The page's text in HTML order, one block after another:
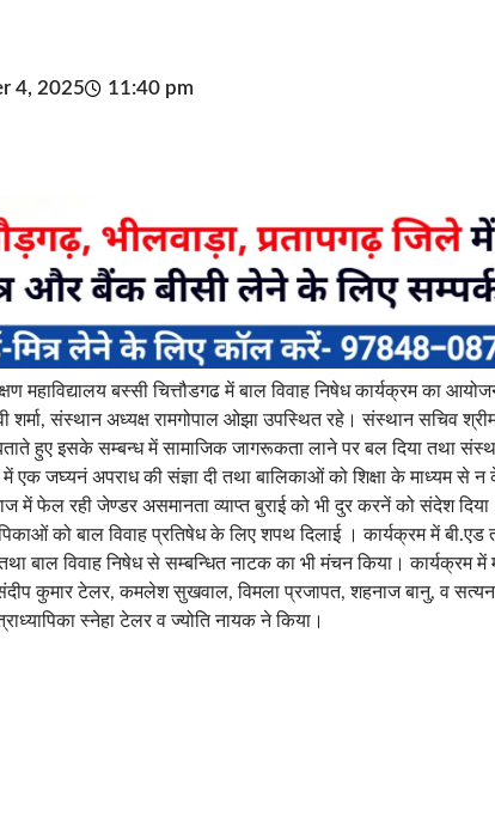
4, 2025 11:40 pm
महाविद्यालय बस्सी चित्तौडगढ में बाल विवाह निषेध कार्यक्रम का
शर्मा, संस्थान अध्यक्ष रामगोपाल ओझा उपस्थित रहे। संस्थान सचिव
हुए इसके सम्बन्ध में सामाजिक जागरूकता लाने पर बल दिया तथा
एक जघ्यनं अपराध की संज्ञा दी तथा बालिकाओं को शिक्षा के माध्यम से
में फेल रही जेण्डर असमानता व्याप्त बुराई को भी दुर करनें को संदेश
को बाल विवाह प्रतिषेध के लिए शपथ दिलाई । कार्यक्रम में बी.एड
बाल विवाह निषेध से सम्बन्धित नाटक का भी मंचन किया। कार्यक्रम में
कुमार टेलर, कमलेश सुखवाल, विमला प्रजापत, शहनाज बानु, व
स्नेहा टेलर व ज्योति नायक ने किया।